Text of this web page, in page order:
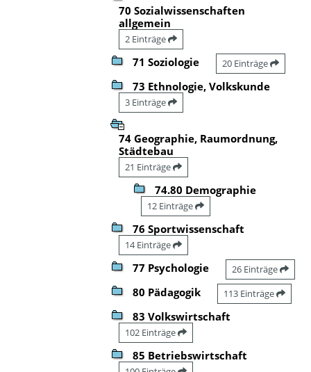
70 Sozialwissenschaften
allgemein
2 Einträge
71 Soziologie 20 Einträge
73 Ethnologie, Volkskunde
3 Einträge
74 Geographie, Raumordnung,
Städtebau
21 Einträge
74.80 Demographie
12 Einträge
76 Sportwissenschaft
14 Einträge
77 Psychologie 26 Einträge
80 Pädagogik 113 Einträge
83 Volkswirtschaft
102 Einträge
85 Betriebswirtschaft